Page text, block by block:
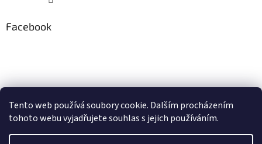
Tento web používá soubory cookie. Dalším procházením
tohoto webu vyjadřujete souhlas s jejich používáním.
Facebook